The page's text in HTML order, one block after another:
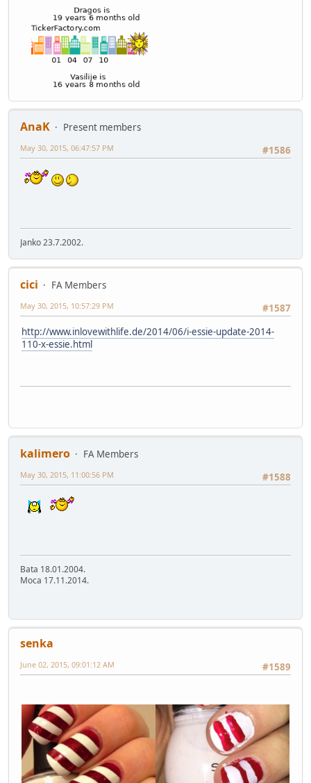
AnaK
Present members
#1586
May 30, 2015, 06:47:57 PM
Janko 23.7.2002.
cici
FA Members
#1587
May 30, 2015, 10:57:29 PM
http://www.inlovewithlife.de/2014/06/i-essie-update-2014-
110-x-essie.html
kalimero
FA Members
#1588
May 30, 2015, 11:00:56 PM
Bata 18.01.2004.
Moca 17.11.2014.
senka
#1589
June 02, 2015, 09:01:12 AM